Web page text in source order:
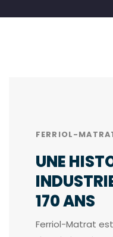
FERRIOL-
UNE
170 ANS
Ferriol-Matrat